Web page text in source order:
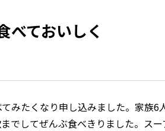
べておいしく
みたくなり申し込みました。家族
でしてぜんぶ食べきりました。ス